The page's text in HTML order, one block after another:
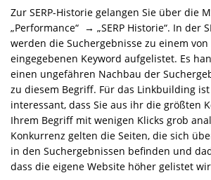
Zur SERP-Historie gelangen Sie über die
„Performance“ → „SERP Historie“. In der
werden die Suchergebnisse zu einem von
eingegebenen Keyword aufgelistet. Es
einen ungefähren Nachbau der
zu diesem Begriff. Für das Linkbuilding
interessant, dass Sie aus ihr die größten
Ihrem Begriff mit wenigen Klicks grob
Konkurrenz gelten die Seiten, die sich
in den Suchergebnissen befinden und
dass die eigene Website höher gelistet